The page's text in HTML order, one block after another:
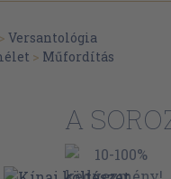
> Versantológia
> Műfordítás
A